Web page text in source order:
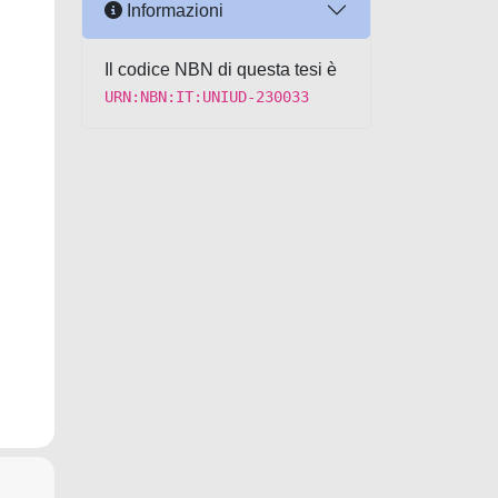
Informazioni
Il codice NBN di questa tesi è
URN:NBN:IT:UNIUD-230033